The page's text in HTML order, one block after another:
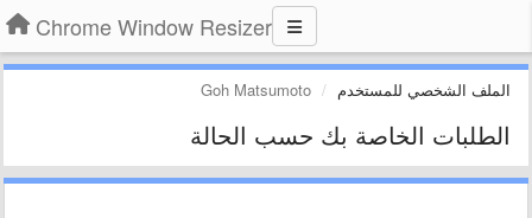
Chrome Window Resizer
الملف الشخصي للمستخدم Goh Matsumoto
الطلبات الخاصة بك حسب الحالة